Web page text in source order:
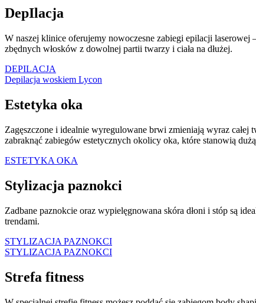
DepIlacja
W naszej klinice oferujemy nowoczesne zabiegi epilacji laserowej
zbędnych włosków z dowolnej partii twarzy i ciała na dłużej.
DEPILACJA
Depilacja woskiem Lycon
Estetyka oka
Zagęszczone i idealnie wyregulowane brwi zmieniają wyraz całej
zabraknąć zabiegów estetycznych okolicy oka, które stanowią
ESTETYKA OKA
Stylizacja paznokci
Zadbane paznokcie oraz wypielęgnowana skóra dłoni i stóp są
trendami.
STYLIZACJA PAZNOKCI
STYLIZACJA PAZNOKCI
Strefa fitness